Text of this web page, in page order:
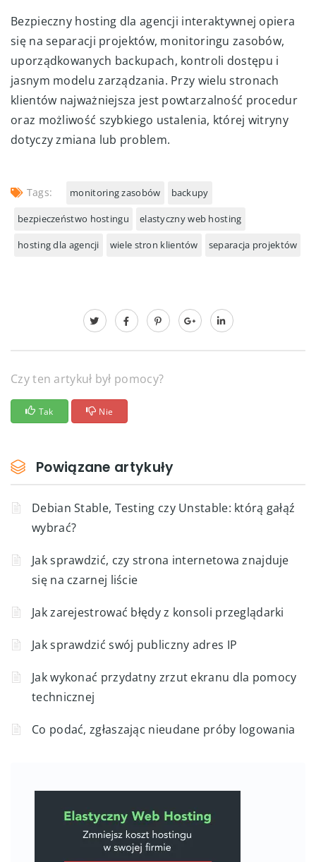
Bezpieczny hosting dla agencji interaktywnej opiera
się na separacji projektów, monitoringu zasobów,
uporządkowanych backupach, kontroli dostępu i
jasnym modelu zarządzania. Przy wielu stronach
klientów najważniejsza jest powtarzalność procedur
oraz możliwość szybkiego ustalenia, której witryny
dotyczy zmiana lub problem.
Tags: monitoring zasobów backupy
bezpieczeństwo hostingu elastyczny web hosting
hosting dla agencji wiele stron klientów separacja projektów
Czy ten artykuł był pomocy?
Tak Nie
Powiązane artykuły
Debian Stable, Testing czy Unstable: którą gałąź
wybrać?
Jak sprawdzić, czy strona internetowa znajduje
się na czarnej liście
Jak zarejestrować błędy z konsoli przeglądarki
Jak sprawdzić swój publiczny adres IP
Jak wykonać przydatny zrzut ekranu dla pomocy
technicznej
Co podać, zgłaszając nieudane próby logowania